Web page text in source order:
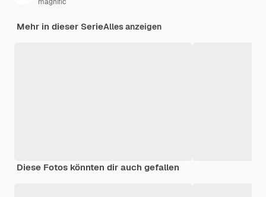
Mehr in dieser SerieAlles anzeigen
Diese Fotos könnten dir auch gefallen